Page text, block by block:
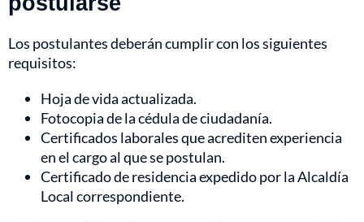
Los postulantes deberán cumplir con los siguientes
requisitos:
Hoja de vida actualizada.
Fotocopia de la cédula de ciudadanía.
Certificados laborales que acrediten experiencia
en el cargo al que se postulan.
Certificado de residencia expedido por la Alcaldía
Local correspondiente.